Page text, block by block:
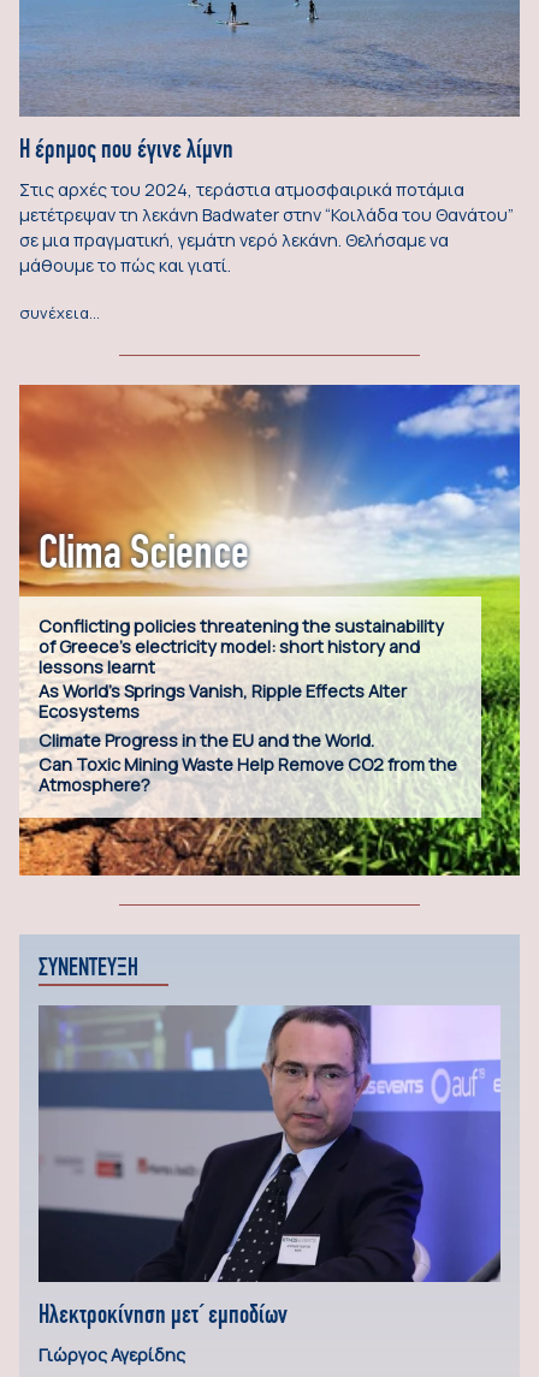
Η έρημος που έγινε λίμνη
Στις αρχές του 2024, τεράστια ατμοσφαιρικά ποτάμια
μετέτρεψαν τη λεκάνη Badwater στην “Κοιλάδα του Θανάτου”
σε μια πραγματική, γεμάτη νερό λεκάνη. Θελήσαμε να
μάθουμε το πώς και γιατί.
συνέχεια…
Clima Science
Conflicting policies threatening the sustainability
of Greece’s electricity model: short history and
lessons learnt
As World’s Springs Vanish, Ripple Effects Alter
Ecosystems
Climate Progress in the EU and the World.
Can Toxic Mining Waste Help Remove CO2 from the
Atmosphere?
ΣΥΝΕΝΤΕΥΞΗ
Ηλεκτροκίνηση μετ΄ εμποδίων
Γιώργος Αγερίδης